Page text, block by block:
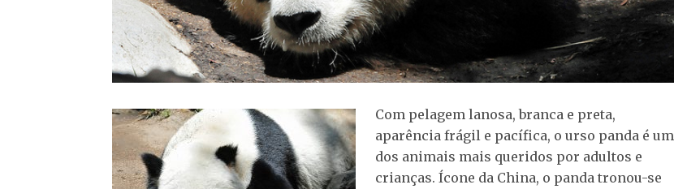
Com pelagem lanosa, branca e preta,
aparência frágil e pacífica, o urso panda é um
dos animais mais queridos por adultos e
crianças. Ícone da China, o panda tronou-se